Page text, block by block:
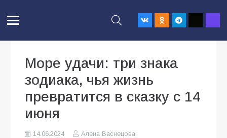
Море удачи: три знака
зодиака, чья жизнь
превратится в сказку с 14
июня
14.06.2024
Алена Васнецова